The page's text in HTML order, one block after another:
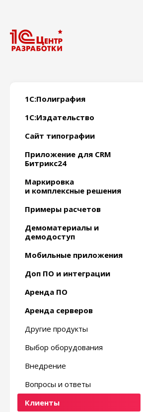
1С:Полиграфия
1С:Издательство
Сайт типографии
Приложение для CRM
Битрикс24
Маркировка
и комплексные решения
Примеры расчетов
Демоматериалы и
демодоступ
Мобильные приложения
Доп ПО и интеграции
Аренда ПО
Аренда серверов
Другие продукты
Выбор оборудования
Внедрение
Вопросы и ответы
Клиенты